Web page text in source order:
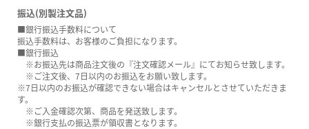
振込(別製注文品)
■銀行振込手数料について
振込手数料は、お客様のご負担になります。
■銀行振込
※お振込先は商品注文後の『注文確認メール』にてお知らせ致します。
※ご注文後、7日以内のお振込をお願い致します。
※7日以内のお振込が確認できない場合はキャンセルとさせていただきま
す。
※ご入金確認次第、商品を発送致します。
※銀行支払の振込票が領収書となります。